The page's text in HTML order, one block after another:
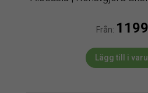
Från: 1199
Lägg till i